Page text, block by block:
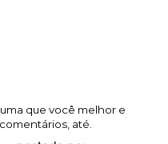
que você melhor e
até.